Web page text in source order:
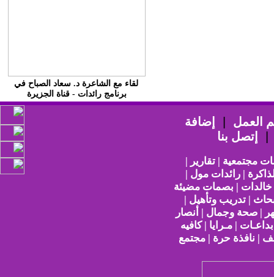
لقاء مع الشاعرة د. سعاد الصباح في
برنامج رائدات - قناة الجزيرة
العمل
إضافة
إتصل بنا
مجتمعية | تقارير |
| رائدات مول |
| بصمات مضيئة
| تدريب وتأهيل |
| صحة وجمال | أنصار
| مـرايا | كافيه
| نافذة حرة | مجتمع